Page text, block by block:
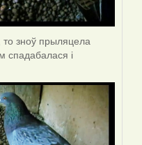
то зноў прыляцела
спадабалася і